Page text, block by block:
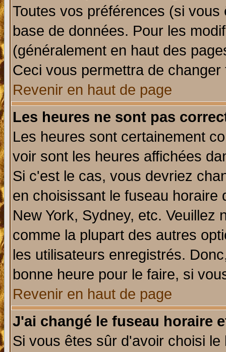
Toutes vos préférences (si
base de données. Pour les
(généralement en haut des
Ceci vous permettra de
Revenir en haut de page
Les heures ne sont pas
Les heures sont certainement
voir sont les heures affichées
Si c'est le cas, vous devriez
en choisissant le fuseau
New York, Sydney, etc. Veuillez
comme la plupart des autres
les utilisateurs enregistrés.
bonne heure pour le faire, si
Revenir en haut de page
J'ai changé le fuseau horaire
Si vous êtes sûr d'avoir choisi